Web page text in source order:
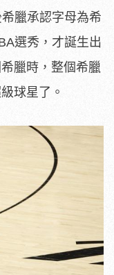
臘承認字母為希
選秀，才誕生出
臘時，整個希臘
球星了。